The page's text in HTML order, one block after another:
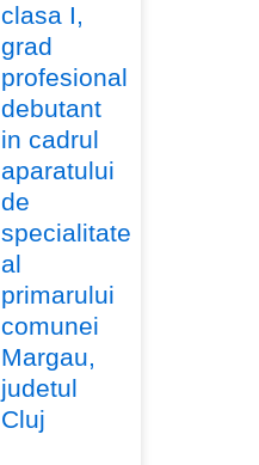
clasa I,
grad
profesional
debutant
in cadrul
aparatului
de
specialitate
al
primarului
comunei
Margau,
judetul
Cluj